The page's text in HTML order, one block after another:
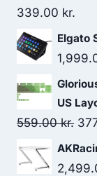
339.00 kr.
Elgato
US
559.00kr.